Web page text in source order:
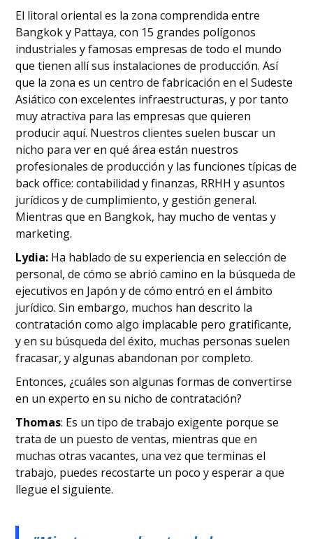
El litoral oriental es la zona comprendida entre
Bangkok y Pattaya, con 15 grandes polígonos
industriales y famosas empresas de todo el mundo
que tienen allí sus instalaciones de producción. Así
que la zona es un centro de fabricación en el Sudeste
Asiático con excelentes infraestructuras, y por tanto
muy atractiva para las empresas que quieren
producir aquí. Nuestros clientes suelen buscar un
nicho para ver en qué área están nuestros
profesionales de producción y las funciones típicas de
back office: contabilidad y finanzas, RRHH y asuntos
jurídicos y de cumplimiento, y gestión general.
Mientras que en Bangkok, hay mucho de ventas y
marketing.
Lydia: Ha hablado de su experiencia en selección de
personal, de cómo se abrió camino en la búsqueda de
ejecutivos en Japón y de cómo entró en el ámbito
jurídico. Sin embargo, muchos han descrito la
contratación como algo implacable pero gratificante,
y en su búsqueda del éxito, muchas personas suelen
fracasar, y algunas abandonan por completo.
Entonces, ¿cuáles son algunas formas de convertirse
en un experto en su nicho de contratación?
Thomas: Es un tipo de trabajo exigente porque se
trata de un puesto de ventas, mientras que en
muchas otras vacantes, una vez que terminas el
trabajo, puedes recostarte un poco y esperar a que
llegue el siguiente.